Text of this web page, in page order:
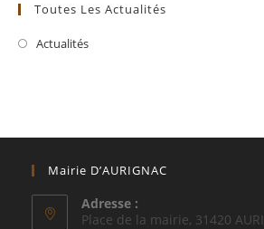
Toutes Les Actualités
Actualités
Mairie D’AURIGNAC
Adresse :
Place de la mairie, 31420